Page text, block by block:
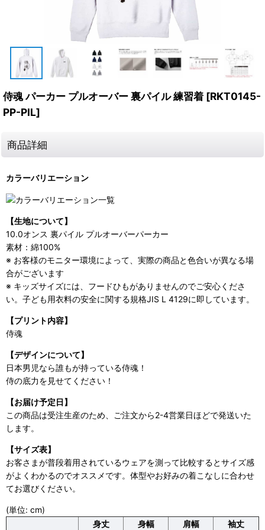
侍魂 パーカー プルオーバー 裏パイル 練習着 [RKT0145-
PP-PIL]
商品詳細
カラーバリエーション
【生地について】
10.0オンス 裏パイル プルオーバーパーカー
素材：綿100%
※ お客様のモニター環境によって、実際の商品と色合いが異なる場
合がございます
※ キッズサイズには、フードひもがありませんのでご安心くださ
い。子ども用衣料の安全に関する規格JIS L 4129に即しています。
【プリント内容】
侍魂
【デザインについて】
日本男児なら誰もが持っている侍魂！
侍の底力を見せてください！
【お届け予定日】
この商品は受注生産のため、ご注文から2-4営業日ほどで発送いた
します。
【サイズ表】
お客さまが普段着用されているウェアを測って比較するとサイズ感
がよくわかるのでオススメです。体型やお好みの着こなしに合わせ
てお選びください。
(単位: cm)
身丈
身幅 肩幅
袖丈